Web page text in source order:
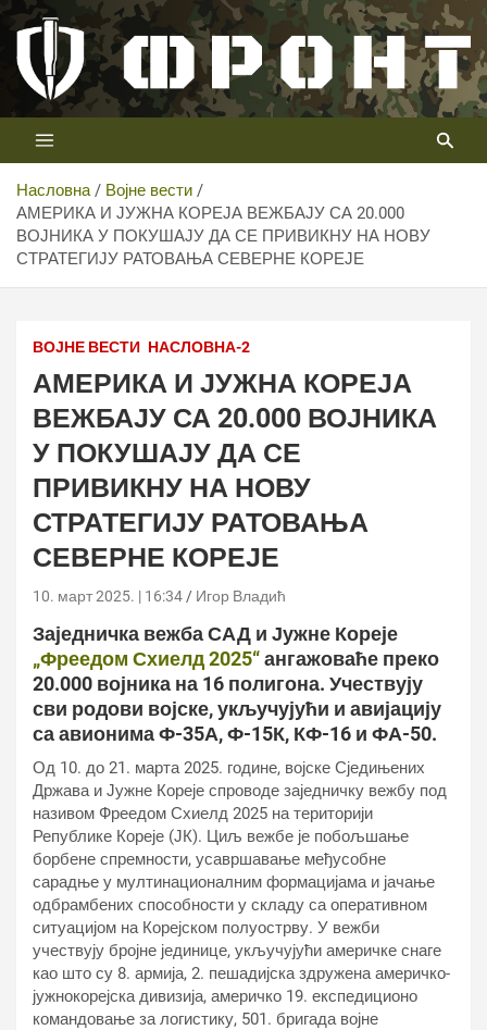
Скип
цонтент
Телевизија ФРОНТ
Први војни канал у Србији
Насловна
Војне вести
АМЕРИКА И ЈУЖНА КОРЕЈА ВЕЖБАЈУ СА 20.000
ВОЈНИКА У ПОКУШАЈУ ДА СЕ ПРИВИКНУ НА НОВУ
СТРАТЕГИЈУ РАТОВАЊА СЕВЕРНЕ КОРЕЈЕ
ВОЈНЕ ВЕСТИ НАСЛОВНА-2
АМЕРИКА И ЈУЖНА КОРЕЈА
ВЕЖБАЈУ СА 20.000 ВОЈНИКА
У ПОКУШАЈУ ДА СЕ
ПРИВИКНУ НА НОВУ
СТРАТЕГИЈУ РАТОВАЊА
СЕВЕРНЕ КОРЕЈЕ
10. март 2025. | 16:34 Игор Владић
Заједничка вежба САД и Јужне Кореје
„Фреедом Схиелд 2025“ангажоваће преко
20.000 војника на 16 полигона. Учествују
сви родови војске, укључујући и авијацију
са авионима Ф-35А, Ф-15К, КФ-16 и ФА-50.
Од 10. до 21. марта 2025. године, војске Сједињених
Држава и Јужне Кореје спроводе заједничку вежбу под
називом Фреедом Схиелд 2025 на територији
Републике Кореје (ЈК). Циљ вежбе је побољшање
борбене спремности, усавршавање међусобне
сарадње у мултинационалним формацијама и јачање
одбрамбених способности у складу са оперативном
ситуацијом на Корејском полуострву. У вежби
учествују бројне јединице, укључујући америчке снаге
као што су 8. армија, 2. пешадијска здружена америчко-
јужнокорејска дивизија, америчко 19. експедиционо
командовање за логистику, 501. бригада војне